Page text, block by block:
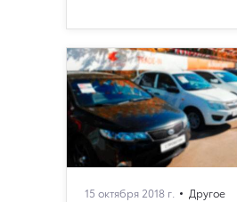
15 октября 2018 г. Другое